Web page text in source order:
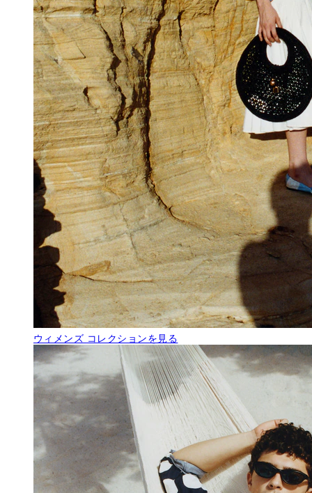
ウィメンズ コレクションを見る